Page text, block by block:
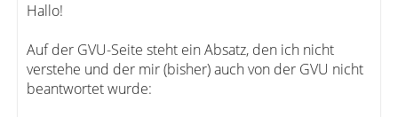
Hallo!
Auf der GVU-Seite steht ein Absatz, den ich nicht
verstehe und der mir (bisher) auch von der GVU nicht
beantwortet wurde: